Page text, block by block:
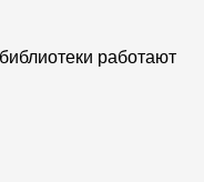
работают